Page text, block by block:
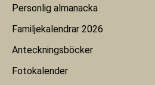
Personlig almanacka
Familjekalendrar 2026
Anteckningsböcker
Fotokalender